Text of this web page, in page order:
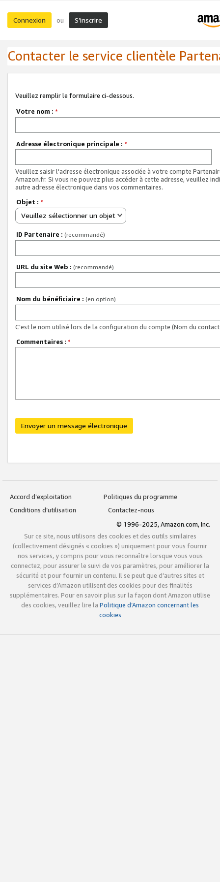
Connexion ou S’inscrire
Contacter le service clientèle
Veuillez remplir le formulaire ci-dessous.
Votre nom : *
Adresse électronique principale : *
Veuillez saisir l'adresse électronique associée à votre compte
Amazon.fr. Si vous ne pouvez plus accéder à cette adresse, veuillez
autre adresse électronique dans vos commentaires.
Objet : *
Veuillez sélectionner un objet
ID Partenaire : (recommandé)
URL du site Web : (recommandé)
Nom du bénéficiaire : (en option)
C'est le nom utilisé lors de la configuration du compte (Nom du
Commentaires : *
Envoyer un message électronique
Accord d’exploitation
Politiques du programme
Conditions d’utilisation
Contactez-nous
© 1996-2025, Amazon.com, Inc.
Sur ce site, nous utilisons des cookies et des outils similaires
(collectivement désignés « cookies ») uniquement pour vous fournir
nos services, y compris pour vous reconnaître lorsque vous vous
connectez, pour assurer le suivi de vos paramètres, pour améliorer la
sécurité et pour fournir un contenu. Il se peut que d’autres sites et
services d’Amazon utilisent des cookies pour des finalités
supplémentaires. Pour en savoir plus sur la façon dont Amazon utilise
des cookies, veuillez lire la Politique d’Amazon concernant les
cookies